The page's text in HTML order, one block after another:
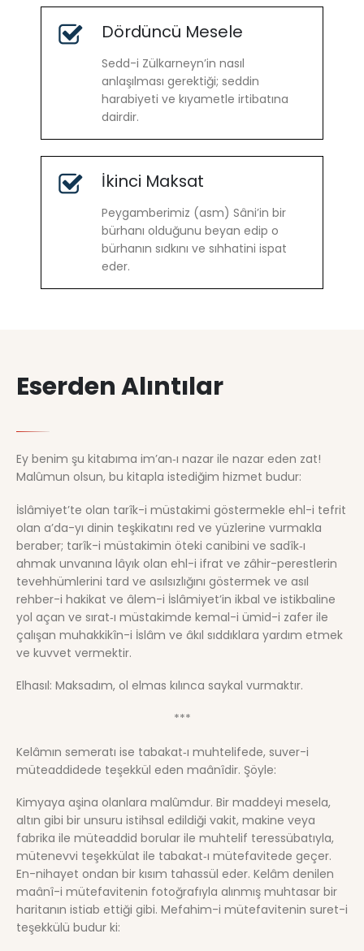
Dördüncü Mesele
Sedd-i Zülkarneyn’in nasıl
anlaşılması gerektiği; seddin
harabiyeti ve kıyametle irtibatına
dairdir.
İkinci Maksat
Peygamberimiz (asm) Sâni’in bir
bürhanı olduğunu beyan edip o
bürhanın sıdkını ve sıhhatini ispat
eder.
Eserden Alıntılar
Ey benim şu kitabıma im’an‑ı nazar ile nazar eden zat!
Malûmun olsun, bu kitapla istediğim hizmet budur:
İslâmiyet’te olan tarîk-i müstakimi göstermekle ehl-i tefrit
olan a’da-yı dinin teşkikatını red ve yüzlerine vurmakla
beraber; tarîk-i müstakimin öteki canibini ve sadîk‑ı
ahmak unvanına lâyık olan ehl-i ifrat ve zâhir-perestlerin
tevehhümlerini tard ve asılsızlığını göstermek ve asıl
rehber-i hakikat ve âlem-i İslâmiyet’in ikbal ve istikbaline
yol açan ve sırat‑ı müstakimde kemal-i ümid-i zafer ile
çalışan muhakkikîn-i İslâm ve âkıl sıddıklara yardım etmek
ve kuvvet vermektir.
Elhasıl: Maksadım, ol elmas kılınca saykal vurmaktır.
***
Kelâmın semeratı ise tabakat‑ı muhtelifede, suver-i
müteaddidede teşekkül eden maânîdir. Şöyle:
Kimyaya aşina olanlara malûmdur. Bir maddeyi mesela,
altın gibi bir unsuru istihsal edildiği vakit, makine veya
fabrika ile müteaddid borular ile muhtelif teressübatıyla,
mütenevvi teşekkülat ile tabakat‑ı mütefavitede geçer.
En-nihayet ondan bir kısım tahassül eder. Kelâm denilen
maânî-i mütefavitenin fotoğrafıyla alınmış muhtasar bir
haritanın istiab ettiği gibi. Mefahim-i mütefavitenin suret-i
teşekkülü budur ki: